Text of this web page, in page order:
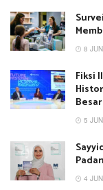
8
Fiksi
5
4